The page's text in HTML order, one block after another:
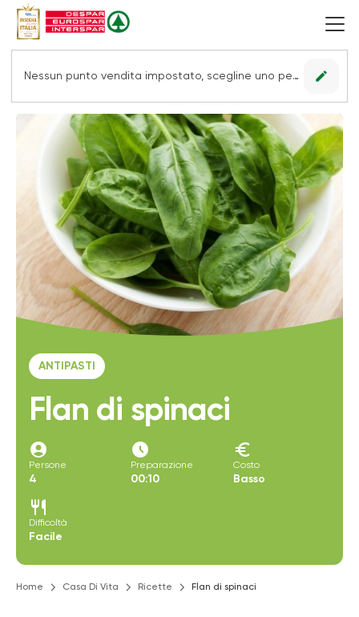
Nessun punto vendita impostato, scegline uno per vedere le offerte. edit
ANTIPASTI
Flan di spinaci
account_circle
Persone
4
access_time_filled
Preparazione
00:10
euro
Costo
Basso
restaurant
Difficoltà
Facile
Home Casa Di Vita Ricette Flan di spinaci